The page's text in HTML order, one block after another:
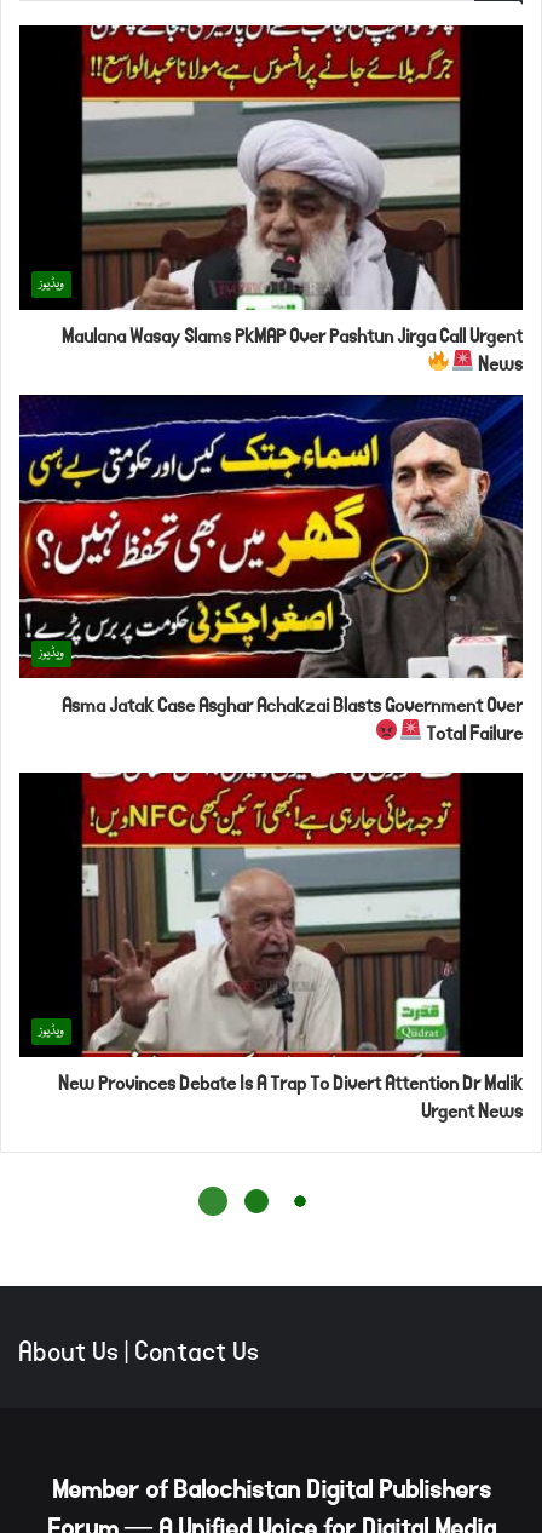
About Us|Contact Us
Member of Balochistan Digital Publishers